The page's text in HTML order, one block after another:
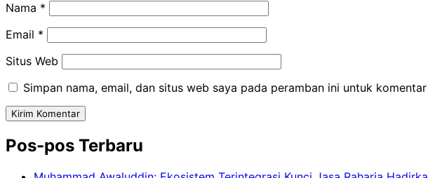
Nama *
Email *
Situs Web
Simpan nama, email, dan situs web saya pada peramban ini untuk
Pos-pos Terbaru